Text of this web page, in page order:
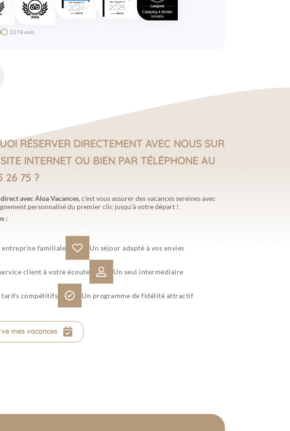
2276 avis
RÉSERVER DIRECTEMENT AVEC NOUS SUR
INTERNET OU BIEN PAR TÉLÉPHONE AU
26 75 ?
avec Aloa Vacances, c’est vous assurer des vacances sereines avec
personnalisé du premier clic jusqu’à votre départ !
:
entreprise familiale Un séjour adapté à vos envies
client à votre écoute Un seul intermédiaire
tarifs compétitifs Un programme de fidélité attractif
mes vacances